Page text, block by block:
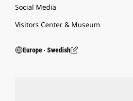
Social Media
Visitors Center & Museum
Europe ‧ Swedish